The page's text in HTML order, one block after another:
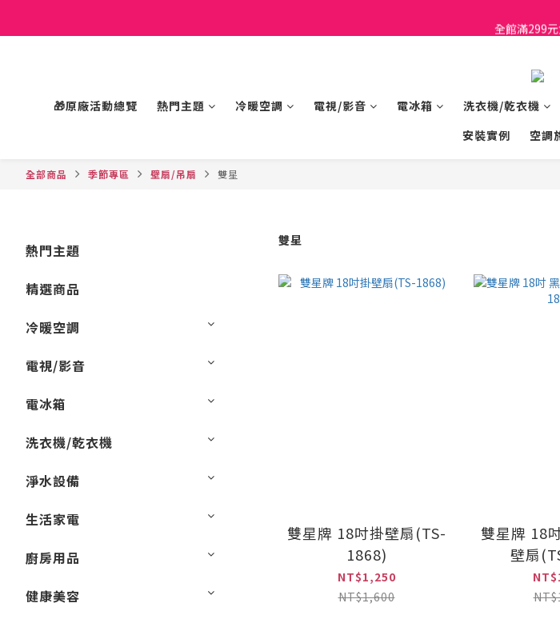
🎁原廠活動總覽 熱門主題 冷暖空調 電視/影音 電冰箱 洗衣機/乾衣機
安裝實例
空調
全部商品 季節專區 壁扇/吊扇 雙星
熱門主題
精選商品
冷暖空調
電視/影音
電冰箱
洗衣機/乾衣機
淨水設備
生活家電
廚房用品
健康美容
雙星
雙星牌 18吋掛壁扇(TS-
1868)
NT$1,250
NT$1,600
雙星牌 18
壁扇